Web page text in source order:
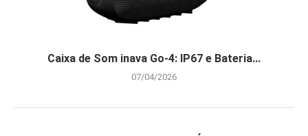
Caixa de Som inava Go-4: IP67 e Bateria...
07/04/2026